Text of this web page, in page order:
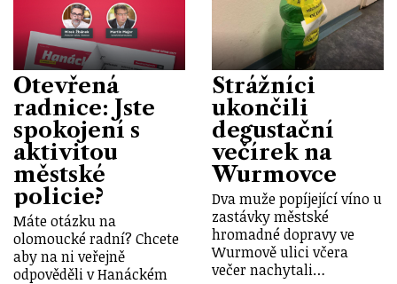
Otevřená
radnice: Jste
spokojení s
aktivitou
městské
policie?
Máte otázku na
olomoucké radní? Chcete
aby na ni veřejně
odpověděli v Hanáckém
Strážníci
ukončili
degustační
večírek na
Wurmovce
Dva muže popíjející víno u
zastávky městské
hromadné dopravy ve
Wurmově ulici včera
večer nachytali…